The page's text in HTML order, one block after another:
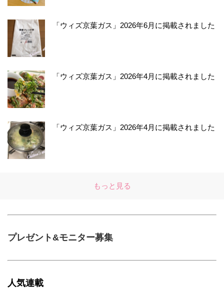
「ウィズ京葉ガス」2026年6月に掲載されました
「ウィズ京葉ガス」2026年4月に掲載されました
「ウィズ京葉ガス」2026年4月に掲載されました
もっと見る
プレゼント&モニター募集
人気連載